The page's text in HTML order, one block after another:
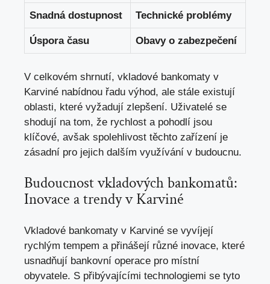
Snadná dostupnost Technické problémy
Úspora času Obavy o zabezpečení
V celkovém shrnutí, vkladové bankomaty v
Karviné nabídnou řadu výhod, ale stále existují
oblasti, které vyžadují zlepšení. Uživatelé se
shodují na tom, že rychlost a pohodlí jsou
klíčové, avšak spolehlivost těchto zařízení je
zásadní pro jejich dalším využívání v budoucnu.
Budoucnost vkladových bankomatů:
Inovace a trendy v Karviné
Vkladové bankomaty v Karviné se vyvíjejí
rychlým tempem a přinášejí různé inovace, které
usnadňují bankovní operace pro místní
obyvatele. S přibývajícími technologiemi se tyto